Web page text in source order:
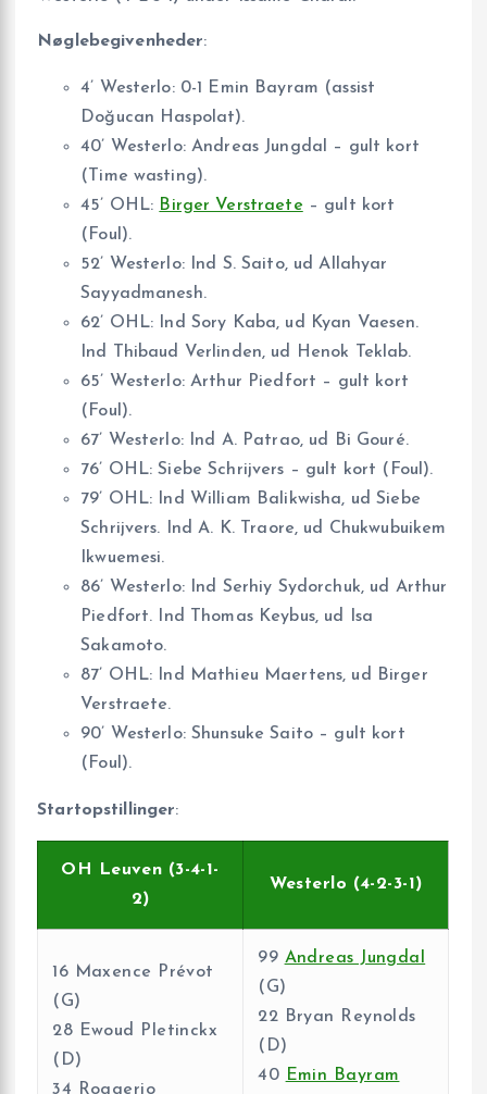
Nøglebegivenheder:
4’ Westerlo: 0-1 Emin Bayram (assist
Doğucan Haspolat).
40’ Westerlo: Andreas Jungdal – gult kort
(Time wasting).
45’ OHL: Birger Verstraete – gult kort
(Foul).
52’ Westerlo: Ind S. Saito, ud Allahyar
Sayyadmanesh.
62’ OHL: Ind Sory Kaba, ud Kyan Vaesen.
Ind Thibaud Verlinden, ud Henok Teklab.
65’ Westerlo: Arthur Piedfort – gult kort
(Foul).
67’ Westerlo: Ind A. Patrao, ud Bi Gouré.
76’ OHL: Siebe Schrijvers – gult kort (Foul).
79’ OHL: Ind William Balikwisha, ud Siebe
Schrijvers. Ind A. K. Traore, ud Chukwubuikem
Ikwuemesi.
86’ Westerlo: Ind Serhiy Sydorchuk, ud Arthur
Piedfort. Ind Thomas Keybus, ud Isa
Sakamoto.
87’ OHL: Ind Mathieu Maertens, ud Birger
Verstraete.
90’ Westerlo: Shunsuke Saito – gult kort
(Foul).
Startopstillinger:
OH Leuven (3-4-1-
2)
Westerlo (4-2-3-1)
16 Maxence Prévot
(G)
28 Ewoud Pletinckx
(D)
34 Roggerio
99 Andreas Jungdal
(G)
22 Bryan Reynolds
(D)
40 Emin Bayram